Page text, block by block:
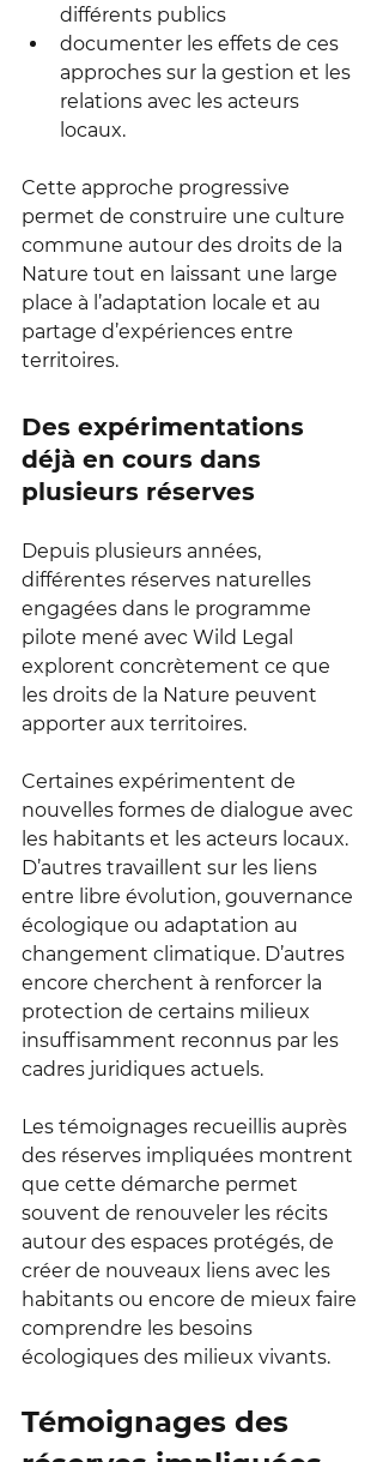
différents publics
documenter les effets de ces
approches sur la gestion et les
relations avec les acteurs
locaux.
Cette approche progressive
permet de construire une culture
commune autour des droits de la
Nature tout en laissant une large
place à l’adaptation locale et au
partage d’expériences entre
territoires.
Des expérimentations
déjà en cours dans
plusieurs réserves
Depuis plusieurs années,
différentes réserves naturelles
engagées dans le programme
pilote mené avec Wild Legal
explorent concrètement ce que
les droits de la Nature peuvent
apporter aux territoires.
Certaines expérimentent de
nouvelles formes de dialogue avec
les habitants et les acteurs locaux.
D’autres travaillent sur les liens
entre libre évolution, gouvernance
écologique ou adaptation au
changement climatique. D’autres
encore cherchent à renforcer la
protection de certains milieux
insuffisamment reconnus par les
cadres juridiques actuels.
Les témoignages recueillis auprès
des réserves impliquées montrent
que cette démarche permet
souvent de renouveler les récits
autour des espaces protégés, de
créer de nouveaux liens avec les
habitants ou encore de mieux faire
comprendre les besoins
écologiques des milieux vivants.
Témoignages des